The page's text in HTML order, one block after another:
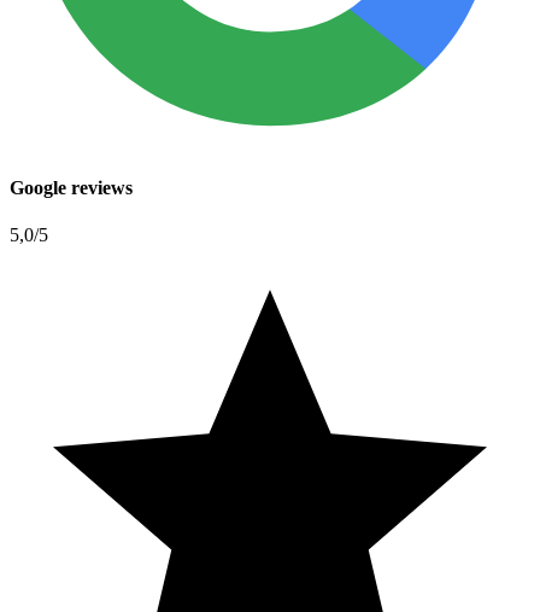
Google reviews
5,0/5